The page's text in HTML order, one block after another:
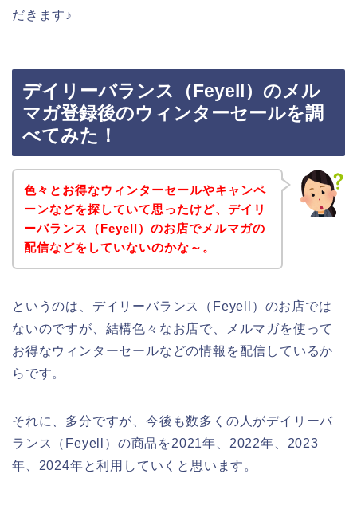
だきます♪
デイリーバランス（Feyell）のメル
マガ登録後のウィンターセールを調
べてみた！
色々とお得なウィンターセールやキャンペ
ーンなどを探していて思ったけど、デイリ
ーバランス（Feyell）のお店でメルマガの
配信などをしていないのかな～。
というのは、デイリーバランス（Feyell）のお店では
ないのですが、結構色々なお店で、メルマガを使って
お得なウィンターセールなどの情報を配信しているか
らです。
それに、多分ですが、今後も数多くの人がデイリーバ
ランス（Feyell）の商品を2021年、2022年、2023
年、2024年と利用していくと思います。